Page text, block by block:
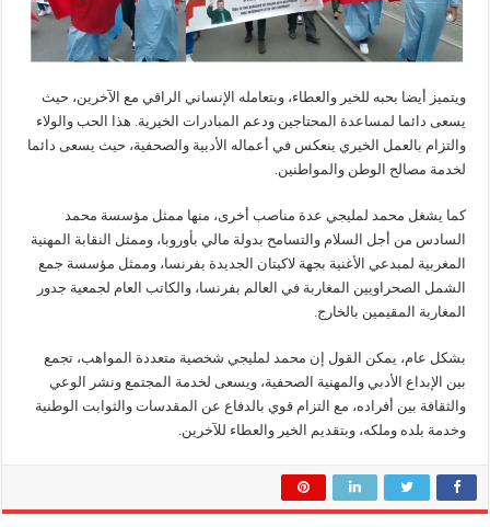
ويتميز أيضا بحبه للخير والعطاء، وبتعامله الإنساني الراقي مع الآخرين، حيث
يسعى دائما لمساعدة المحتاجين ودعم المبادرات الخيرية. هذا الحب والولاء
والتزام بالعمل الخيري ينعكس في أعماله الأدبية والصحفية، حيث يسعى دائما
لخدمة مصالح الوطن والمواطنين.
كما يشغل محمد لمليجي عدة مناصب أخرى، منها ممثل مؤسسة محمد
السادس من أجل السلام والتسامح بدولة مالي بأوروبا، وممثل النقابة المهنية
المغربية لمبدعي الأغنية بجهة لاكيتان الجديدة بفرنسا، وممثل مؤسسة جمع
الشمل الصحراويين المغاربة في العالم بفرنسا، والكاتب العام لجمعية جدور
المغاربة المقيمين بالخارج.
بشكل عام، يمكن القول إن محمد لمليجي شخصية متعددة المواهب، تجمع
بين الإبداع الأدبي والمهنية الصحفية، ويسعى لخدمة المجتمع ونشر الوعي
والثقافة بين أفراده، مع التزام قوي بالدفاع عن المقدسات والثوابت الوطنية
وخدمة بلده وملكه، وبتقديم الخير والعطاء للآخرين.